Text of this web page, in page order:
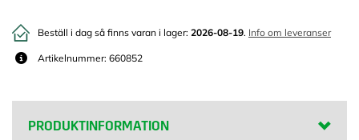
Beställ i dag så finns varan i lager: 2026-08-19. Info om leveranser
Artikelnummer: 660852
PRODUKTINFORMATION